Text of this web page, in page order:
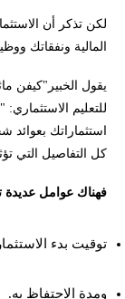
لكن تذكر أن
المالية ونفقاتك
يقول الخبير"كيفن
للتعليم
استثماراتك
كل التفاصيل التي
فهناك عوامل
توقيت بدء
ومدة الاحتفاظ به.